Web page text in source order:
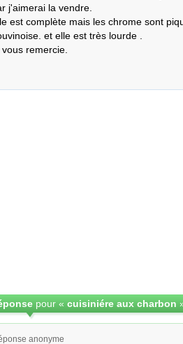
j'aimerai la vendre.
est complète mais les chrome sont
et elle est très lourde .
vous remercie.
pour « cuisiniére aux charbon
anonyme